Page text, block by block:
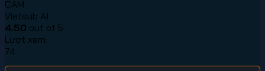
CAM
Vietsub AI
4.50 out of 5
Lượt xem:
74